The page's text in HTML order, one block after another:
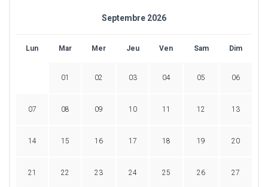
Septembre 2026
Lun Mar Mer Jeu Ven Sam Dim
01 02 03 04 05 06
07 08 09 10 11 12 13
14 15 16 17 18 19 20
21 22 23 24 25 26 27